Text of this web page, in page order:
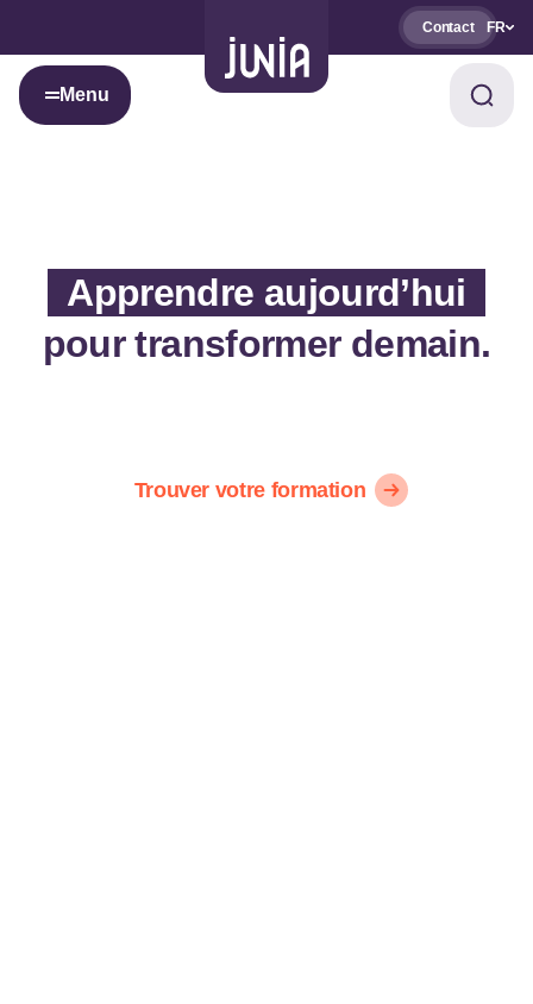
Contact FR
Menu
Apprendre aujourd’hui
pour transformer demain.
Trouver votre formation